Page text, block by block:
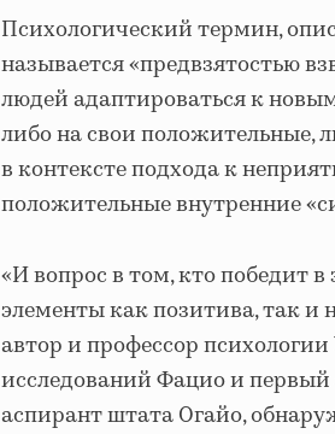
Психологический термин,
называется «предвзятостью
людей адаптироваться к
либо на свои положительные,
в контексте подхода к
положительные внутренние
«И вопрос в том, кто победит в
элементы как позитива, так и
автор и профессор
исследований Фацио и
аспирант штата Огайо,